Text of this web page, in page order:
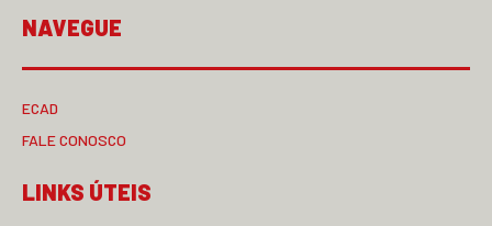
NAVEGUE
ECAD
FALE CONOSCO
LINKS ÚTEIS